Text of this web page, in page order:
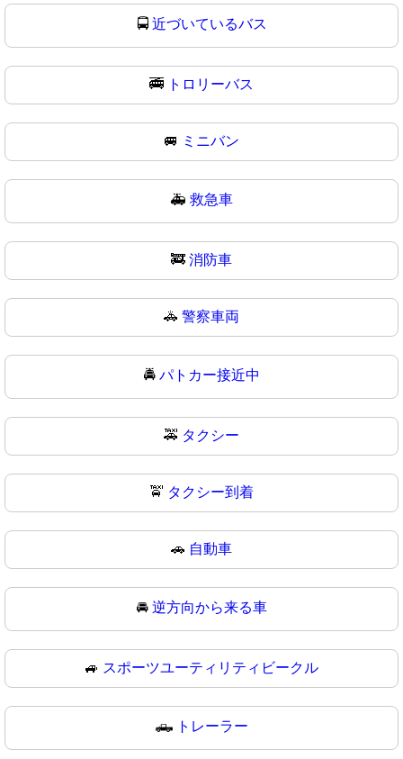
🚍 近づいているバス
🚎 トロリーバス
🚐 ミニバン
🚑 救急車
🚒 消防車
🚓 警察車両
🚔 パトカー接近中
🚕 タクシー
🚖 タクシー到着
🚗 自動車
🚘 逆方向から来る車
🚙 スポーツユーティリティビークル
🛻 トレーラー